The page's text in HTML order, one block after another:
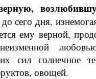
сего дня,
ему верной,
сил солнечное
овощей.